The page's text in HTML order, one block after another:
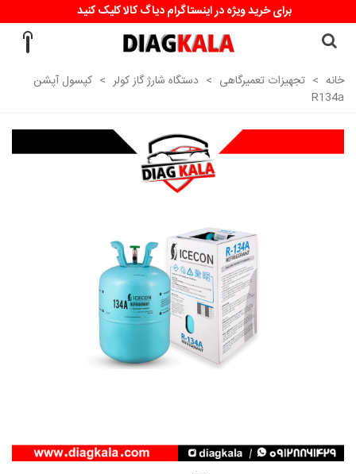
برای خرید ویژه در اینستاگرام دیاگ کالا کلیک کنید
خانه > تجهیزات تعمیرگاهی > دستگاه شارژ گاز کولر > کپسول آپشن
R134a